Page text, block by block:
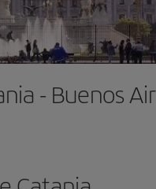
- Buenos